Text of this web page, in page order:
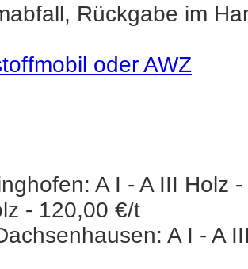
Rückgabe im
oder AWZ
A I - A III Holz
- 120,00 €/t
A I - A